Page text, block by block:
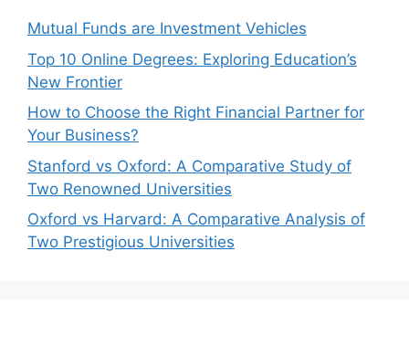
Mutual Funds are Investment Vehicles
Top 10 Online Degrees: Exploring Education’s
New Frontier
How to Choose the Right Financial Partner for
Your Business?
Stanford vs Oxford: A Comparative Study of
Two Renowned Universities
Oxford vs Harvard: A Comparative Analysis of
Two Prestigious Universities